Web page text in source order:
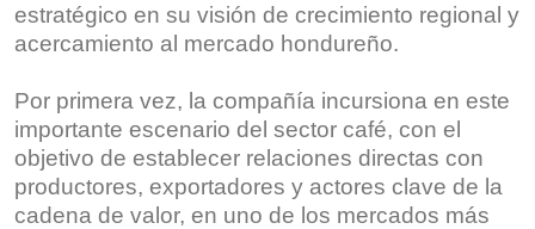
estratégico en su visión de crecimiento regional y
acercamiento al mercado hondureño.
Por primera vez, la compañía incursiona en este
importante escenario del sector café, con el
objetivo de establecer relaciones directas con
productores, exportadores y actores clave de la
cadena de valor, en uno de los mercados más